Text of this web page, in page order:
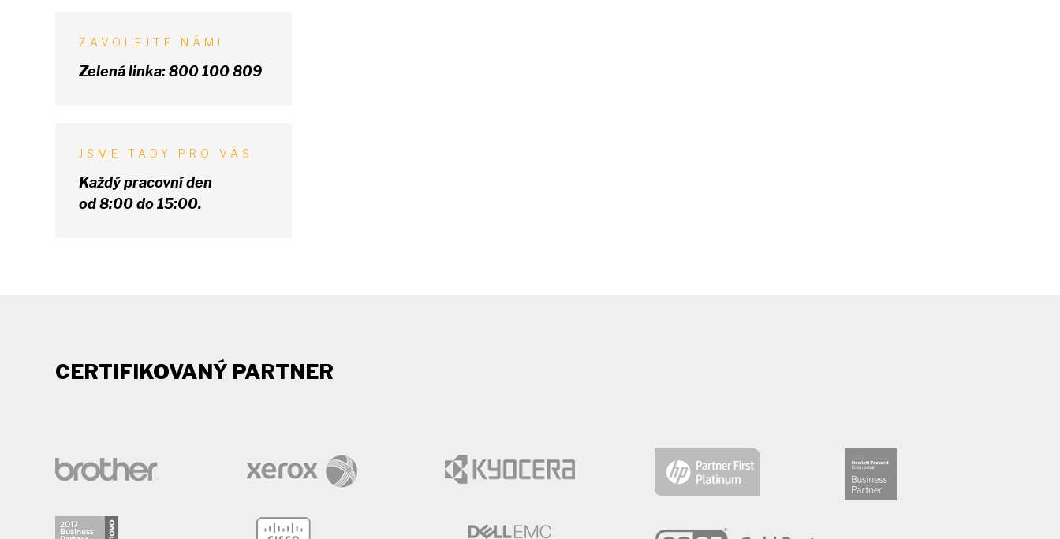
ZAVOLEJTE NÁM!
Zelená linka:800 100 809
JSME TADY PRO VÁS
Každý pracovní den
od 8:00 do 15:00.
CERTIFIKOVANÝ PARTNER